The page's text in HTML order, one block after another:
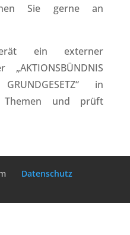
Sie gerne an
ein externer
„AKTIONSBÜNDNIS
in
Themen und prüft
Datenschutz